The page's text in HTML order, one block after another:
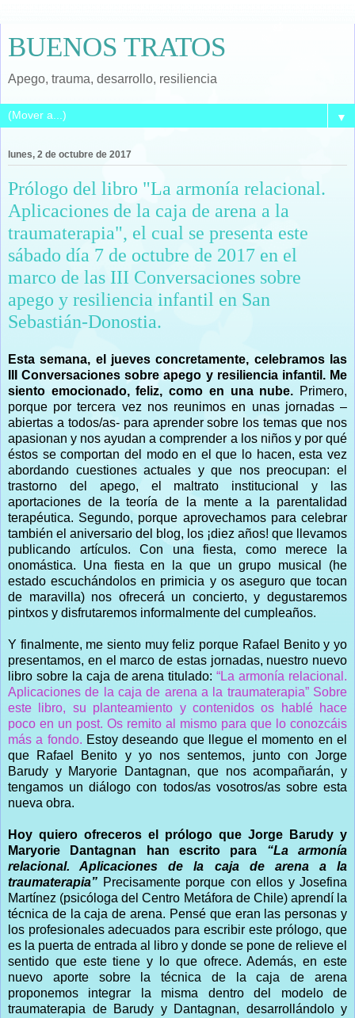
BUENOS TRATOS
Apego, trauma, desarrollo, resiliencia
▼
lunes, 2 de octubre de 2017
Prólogo del libro "La armonía relacional.
Aplicaciones de la caja de arena a la
traumaterapia", el cual se presenta este
sábado día 7 de octubre de 2017 en el
marco de las III Conversaciones sobre
apego y resiliencia infantil en San
Sebastián-Donostia.
Esta semana, el jueves concretamente, celebramos las
III Conversaciones sobre apego y resiliencia infantil. Me
siento emocionado, feliz, como en una nube. Primero,
porque por tercera vez nos reunimos en unas jornadas –
abiertas a todos/as- para aprender sobre los temas que nos
apasionan y nos ayudan a comprender a los niños y por qué
éstos se comportan del modo en el que lo hacen, esta vez
abordando cuestiones actuales y que nos preocupan: el
trastorno del apego, el maltrato institucional y las
aportaciones de la teoría de la mente a la parentalidad
terapéutica. Segundo, porque aprovechamos para celebrar
también el aniversario del blog, los ¡diez años! que llevamos
publicando artículos. Con una fiesta, como merece la
onomástica. Una fiesta en la que un grupo musical (he
estado escuchándolos en primicia y os aseguro que tocan
de maravilla) nos ofrecerá un concierto, y degustaremos
pintxos y disfrutaremos informalmente del cumpleaños.
Y finalmente, me siento muy feliz porque Rafael Benito y yo
presentamos, en el marco de estas jornadas, nuestro nuevo
libro sobre la caja de arena titulado:“La armonía relacional.
Aplicaciones de la caja de arena a la traumaterapia” Sobre
este libro, su planteamiento y contenidos os hablé hace
poco en un post. Os remito al mismo para que lo conozcáis
más a fondo. Estoy deseando que llegue el momento en el
que Rafael Benito y yo nos sentemos, junto con Jorge
Barudy y Maryorie Dantagnan, que nos acompañarán, y
tengamos un diálogo con todos/as vosotros/as sobre esta
nueva obra.
Hoy quiero ofreceros el prólogo que Jorge Barudy y
Maryorie Dantagnan han escrito para “La armonía
relacional. Aplicaciones de la caja de arena a la
traumaterapia” Precisamente porque con ellos y Josefina
Martínez (psicóloga del Centro Metáfora de Chile) aprendí la
técnica de la caja de arena. Pensé que eran las personas y
los profesionales adecuados para escribir este prólogo, que
es la puerta de entrada al libro y donde se pone de relieve el
sentido que este tiene y lo que ofrece. Además, en este
nuevo aporte sobre la técnica de la caja de arena
proponemos integrar la misma dentro del modelo de
traumaterapia de Barudy y Dantagnan, desarrollándolo y